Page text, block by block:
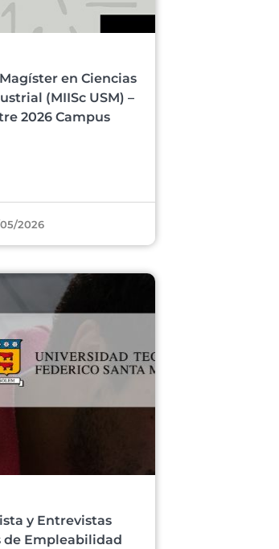
en Ciencias
(MIISc USM) –
2026 Campus
2026
y Entrevistas
de Empleabilidad